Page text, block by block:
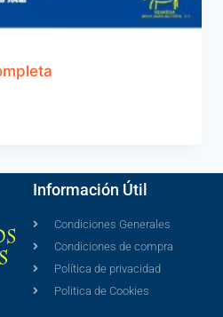
Información Útil
Condiciones Generales
Condiciones de compra
Política de privacidad
Politica de Cookies